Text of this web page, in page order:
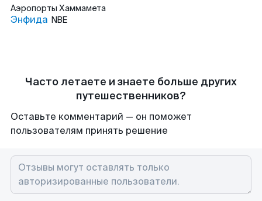
Аэропорты Хаммамета
Энфида NBE
Часто летаете и знаете больше других
путешественников?
Оставьте комментарий — он поможет
пользователям принять решение